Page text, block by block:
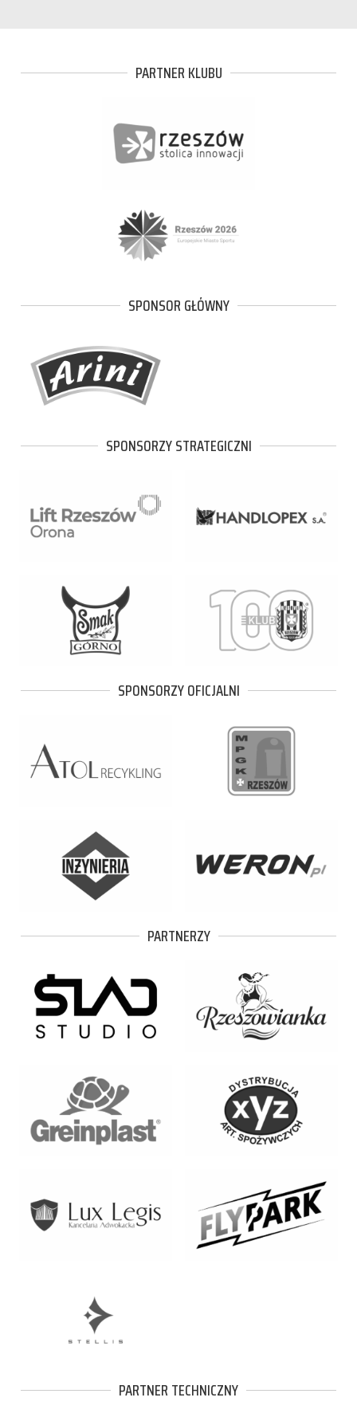
PARTNER KLUBU
SPONSOR GŁÓWNY
SPONSORZY STRATEGICZNI
SPONSORZY OFICJALNI
PARTNERZY
PARTNER TECHNICZNY